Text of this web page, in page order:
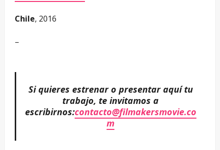
Chile, 2016
–
Si quieres estrenar o presentar aquí tu
trabajo, te invitamos a
escribirnos:contacto@filmakersmovie.co
m